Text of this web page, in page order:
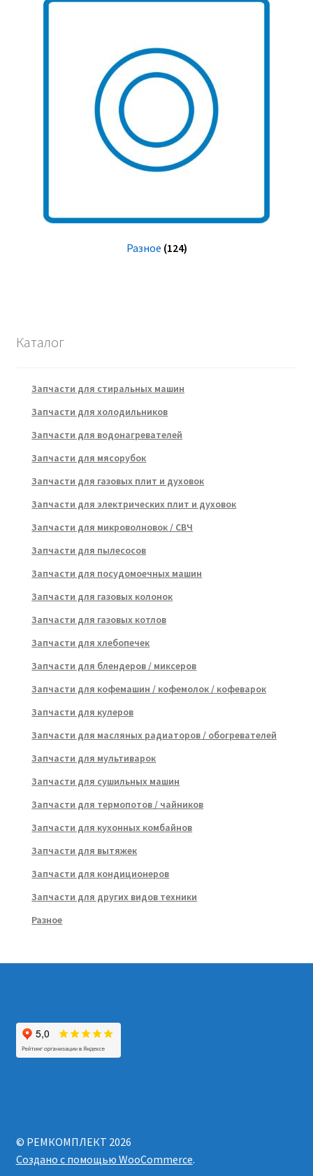
Разное (124)
Каталог
Запчасти для стиральных машин
Запчасти для холодильников
Запчасти для водонагревателей
Запчасти для мясорубок
Запчасти для газовых плит и духовок
Запчасти для электрических плит и духовок
Запчасти для микроволновок / СВЧ
Запчасти для пылесосов
Запчасти для посудомоечных машин
Запчасти для газовых колонок
Запчасти для газовых котлов
Запчасти для хлебопечек
Запчасти для блендеров / миксеров
Запчасти для кофемашин / кофемолок / кофеварок
Запчасти для кулеров
Запчасти для масляных радиаторов / обогревателей
Запчасти для мультиварок
Запчасти для сушильных машин
Запчасти для термопотов / чайников
Запчасти для кухонных комбайнов
Запчасти для вытяжек
Запчасти для кондиционеров
Запчасти для других видов техники
Разное
© РЕМКОМПЛЕКТ 2026
Создано с помощью WooCommerce.